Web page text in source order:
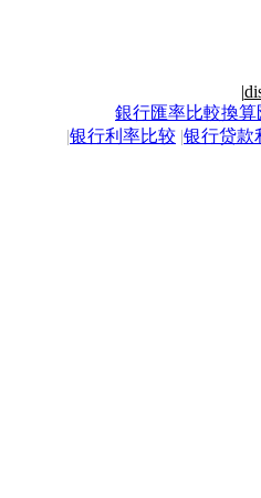
|
銀行匯率比較換算
|银行利率比较 |银行贷款